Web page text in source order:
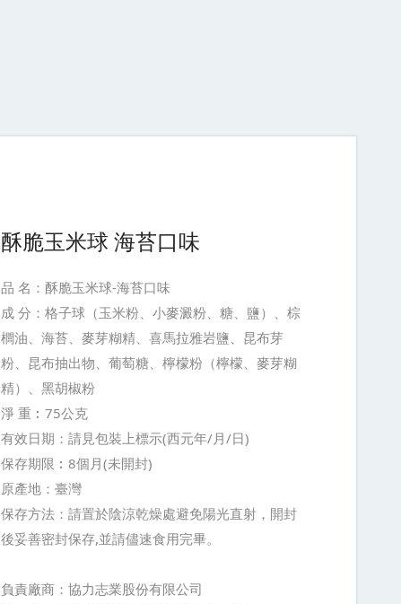
酥脆玉米球 海苔口味
品 名：酥脆玉米球-海苔口味
成 分：格子球（玉米粉、小麥澱粉、糖、鹽）、棕
櫚油、海苔、麥芽糊精、喜馬拉雅岩鹽、昆布芽
粉、昆布抽出物、葡萄糖、檸檬粉（檸檬、麥芽糊
精）、黑胡椒粉
淨 重︰75公克
有效日期：請見包裝上標示(西元年/月/日)
保存期限︰8個月(未開封)
原產地：臺灣
保存方法：請置於陰涼乾燥處避免陽光直射，開封
後妥善密封保存,並請儘速食用完畢。
負責廠商：協力志業股份有限公司